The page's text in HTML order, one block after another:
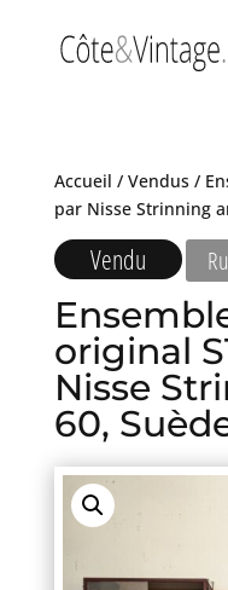
Accueil / Vendus/
par Nisse Strinning
Vendu
original
Nisse
60,